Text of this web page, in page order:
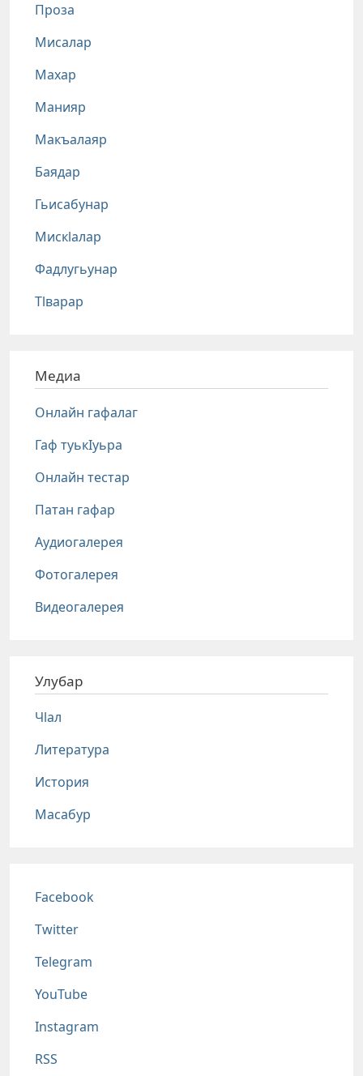
Проза
Мисалар
Махар
Манияр
Макъалаяр
Баядар
Гьисабунар
Мискlалар
Фадлугьунар
Тlварар
Медиа
Онлайн гафалаг
Гаф туькIуьра
Онлайн тестар
Патан гафар
Аудиогалерея
Фотогалерея
Видеогалерея
Улубар
Чlал
Литература
История
Масабур
Соц сети
Facebook
Twitter
Telegram
YouTube
Instagram
RSS